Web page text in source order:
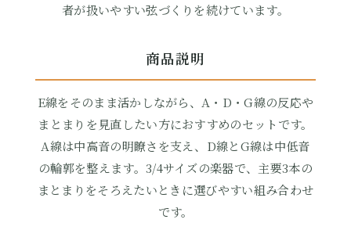
者が扱いやすい弦づくりを続けています。
商品説明
E線をそのまま活かしながら、A・D・G線の反応や
まとまりを見直したい方におすすめのセットです。
A線は中高音の明瞭さを支え、D線とG線は中低音
の輪郭を整えます。3/4サイズの楽器で、主要3本の
まとまりをそろえたいときに選びやすい組み合わせ
です。